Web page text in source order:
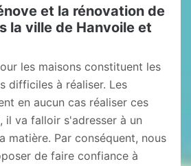
et la rénovation de
la ville de Hanvoile et
les maisons constituent les
difficiles à réaliser. Les
en aucun cas réaliser ces
il va falloir s'adresser à un
matière. Par conséquent, nous
de faire confiance à